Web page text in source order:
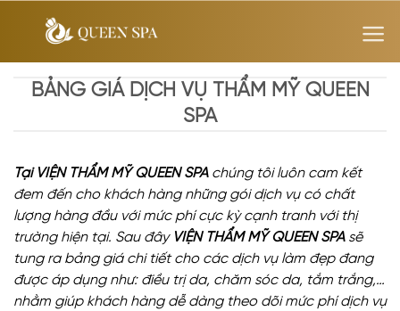
BẢNG GIÁ DỊCH VỤ THẨM MỸ QUEEN
SPA
Tại VIỆN THẨM MỸ QUEEN SPAchúng tôi luôn cam kết
đem đến cho khách hàng những gói dịch vụ có chất
lượng hàng đầu với mức phí cực kỳ cạnh tranh với thị
trường hiện tại. Sau đây VIỆN THẨM MỸ QUEEN SPAsẽ
tung ra bảng giá chi tiết cho các dịch vụ làm đẹp đang
được áp dụng như: điều trị da, chăm sóc da, tắm trắng,…
nhằm giúp khách hàng dễ dàng theo dõi mức phí dịch vụ